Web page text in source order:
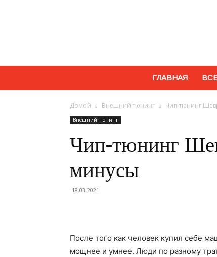
ГЛАВНАЯ
Домой Внешний тюнинг Чип-тюнинг
Внешний тюнинг
Чип-тюнинг
минусы
18.03.2021
После того как человек купил себе
мощнее и умнее. Люди по разному